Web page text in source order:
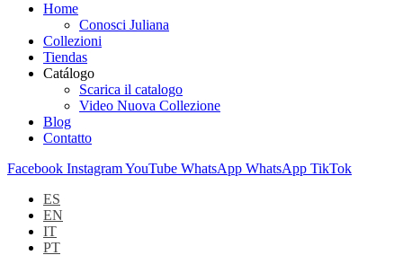
Home
Conosci Juliana
Collezioni
Tiendas
Catálogo
Scarica il catalogo
Video Nuova Collezione
Blog
Contatto
Facebook InstagramYouTube WhatsApp WhatsApp TikTok
ES
EN
IT
PT